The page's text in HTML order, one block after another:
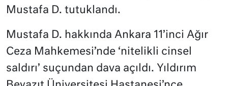
Mustafa D. tutuklandı.
Mustafa D. hakkında Ankara 11’inci Ağır
Ceza Mahkemesi’nde ‘nitelikli cinsel
saldırı’ suçundan dava açıldı. Yıldırım